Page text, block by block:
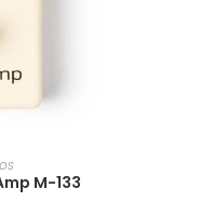
M-133